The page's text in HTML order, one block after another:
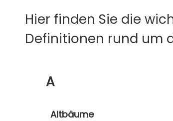
Hier finden Sie die
Definitionen rund um
A
Altbäume